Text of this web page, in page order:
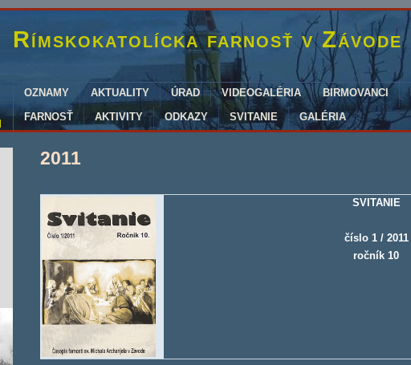
Rímskokatolícka farnosť v Závode
OZNAMY AKTUALITY ÚRAD VIDEOGALÉRIA BIRMOVANCI
FARNOSŤ
AKTIVITY ODKAZY SVITANIE GALÉRIA
2011
SVITANIE
číslo 1 / 2011
ročník 10